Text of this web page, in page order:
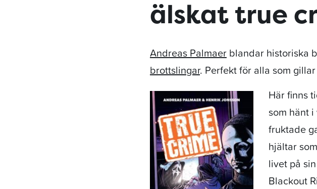
älskat true
Andreas Palmaer blandar historiska
brottslingar. Perfekt för alla som
Här finns
som hänt
fruktade
hjältar
livet på
Blackout